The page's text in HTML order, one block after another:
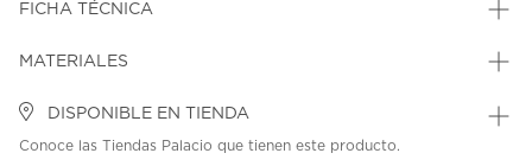
FICHA TÉCNICA
MATERIALES
DISPONIBLE EN TIENDA
Conoce las Tiendas Palacio que tienen este producto.